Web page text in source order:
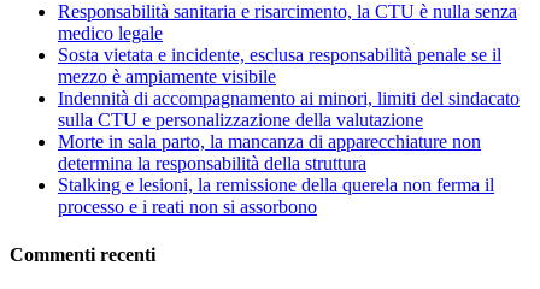
Responsabilità sanitaria e risarcimento, la CTU è nulla senza
medico legale
Sosta vietata e incidente, esclusa responsabilità penale se il
mezzo è ampiamente visibile
Indennità di accompagnamento ai minori, limiti del sindacato
sulla CTU e personalizzazione della valutazione
Morte in sala parto, la mancanza di apparecchiature non
determina la responsabilità della struttura
Stalking e lesioni, la remissione della querela non ferma il
processo e i reati non si assorbono
Commenti recenti